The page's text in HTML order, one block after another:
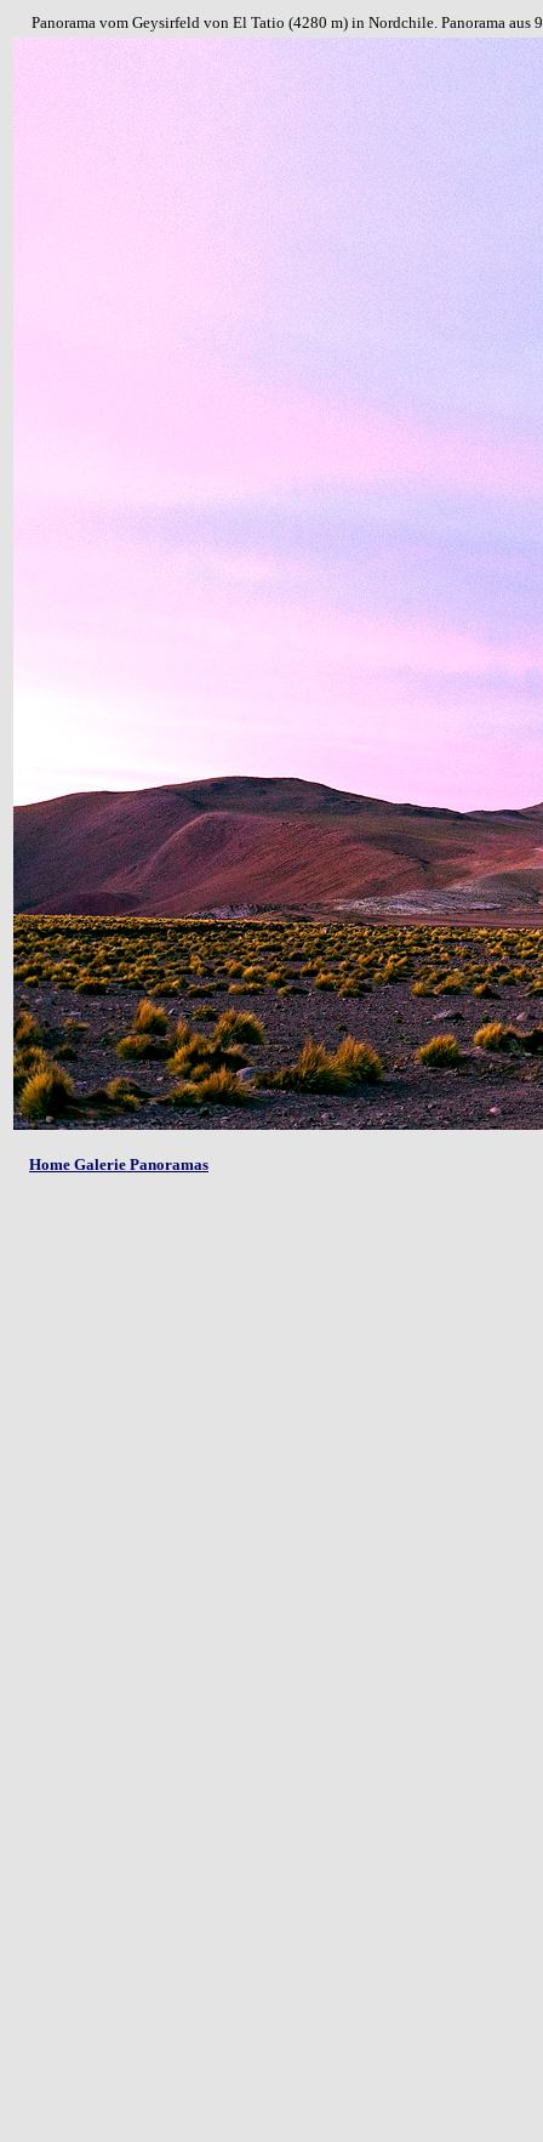
Panorama vom Geysirfeld von El Tatio (4280 m) in Nordchile. Panorama
Home Galerie Panoramas